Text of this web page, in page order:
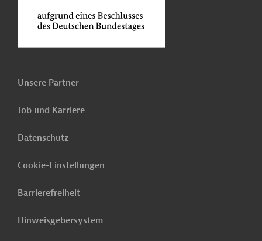
Unsere Partner
Job und Karriere
Datenschutz
Cookie-Einstellungen
Barrierefreiheit
Hinweisgebersystem